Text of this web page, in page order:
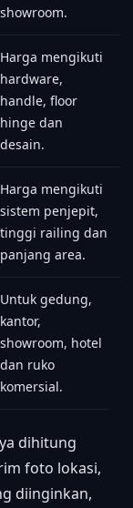
showroom.
Harga mengikuti
hardware,
handle, floor
hinge dan
desain.
Harga mengikuti
sistem penjepit,
tinggi railing dan
panjang area.
Untuk gedung,
kantor,
showroom, hotel
dan ruko
komersial.
dihitung
foto lokasi,
diinginkan,